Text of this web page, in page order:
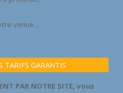
venue…
TARIFS GARANTIS
PAR NOTRE SITE, vous